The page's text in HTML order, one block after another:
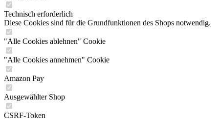
Technisch erforderlich
Diese Cookies sind für die Grundfunktionen des Shops notwendig.
"Alle Cookies ablehnen" Cookie
"Alle Cookies annehmen" Cookie
Amazon Pay
Ausgewählter Shop
CSRF-Token